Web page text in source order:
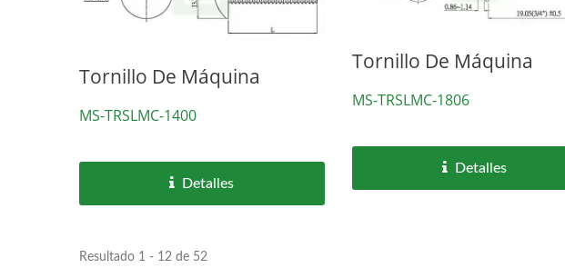
Tornillo De Máquina
MS-TRSLMC-1400
Detalles
Tornillo De Máquina
MS-TRSLMC-1806
Detalles
Resultado 1 - 12 de 52